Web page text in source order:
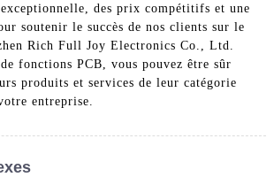
des prix compétitifs et une
soutenir le succès de nos clients sur le
Rich Full Joy Electronics Co., Ltd.
fonctions PCB, vous pouvez être sûr
produits et services de leur catégorie
entreprise.